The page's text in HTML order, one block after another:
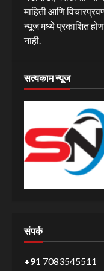
माहिती आणि
न्यूज मध्ये प्रकाशित
नाही.
सत्यकाम न्यूज
संपर्क
+91 7083545511